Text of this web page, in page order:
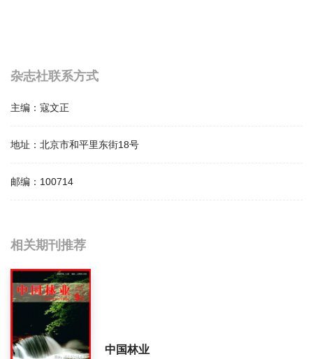
杂志社联系方式
主编： 寇文正
地址： 北京市和平里东街18号
邮编： 100714
相关提问
中国林业产业影响因子是多少？
中国林业产业怎么样？
中国林业产业面费如何收取？
相关期刊推荐
中国林业